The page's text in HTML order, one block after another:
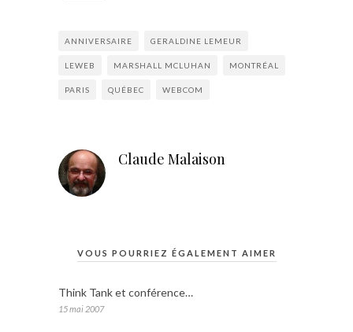
ANNIVERSAIRE GERALDINE LEMEUR
LEWEB MARSHALL MCLUHAN MONTRÉAL
PARIS QUÉBEC WEBCOM
Claude Malaison
VOUS POURRIEZ ÉGALEMENT AIMER
Think Tank et conférence…
15 mai 2007